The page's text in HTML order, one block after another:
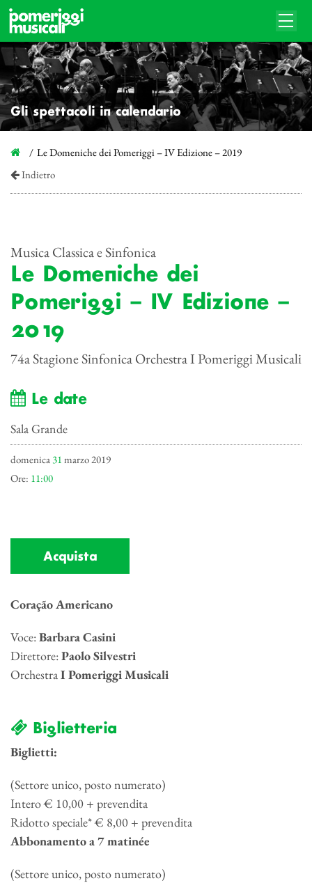
Gli spettacoli in calendario
Le Domeniche dei Pomeriggi – IV Edizione – 2019
Indietro
Musica Classica e Sinfonica
Le Domeniche dei
Pomeriggi – IV Edizione –
2019
74a Stagione Sinfonica Orchestra I Pomeriggi Musicali
Le date
Sala Grande
domenica 31 marzo 2019
Ore: 11:00
Acquista
Coração Americano
Voce:Barbara Casini
Direttore:Paolo Silvestri
OrchestraI Pomeriggi Musicali
Biglietteria
Biglietti:
(Settore unico, posto numerato)
Intero € 10,00 + prevendita
Ridotto speciale* € 8,00 + prevendita
Abbonamento a 7 matinée
(Settore unico, posto numerato)